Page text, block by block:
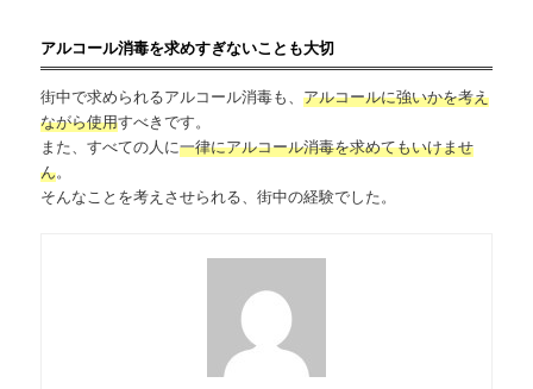
アルコール消毒を求めすぎないことも大切
街中で求められるアルコール消毒も、アルコールに強いかを考え
ながら使用すべきです。
また、すべての人に一律にアルコール消毒を求めてもいけませ
ん。
そんなことを考えさせられる、街中の経験でした。